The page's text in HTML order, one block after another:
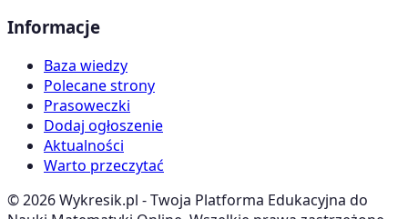
Informacje
Baza wiedzy
Polecane strony
Prasoweczki
Dodaj ogłoszenie
Aktualności
Warto przeczytać
©2026Wykresik.pl - Twoja Platforma Edukacyjna do